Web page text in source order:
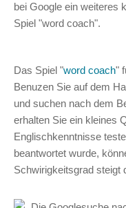
bei Google ein weiteres
Spiel "word coach".
Das Spiel "word coach"
Benuzen Sie auf dem
und suchen nach dem
erhalten Sie ein kleines
Englischkenntnisse
beantwortet wurde,
Schwirigkeitsgrad steigt